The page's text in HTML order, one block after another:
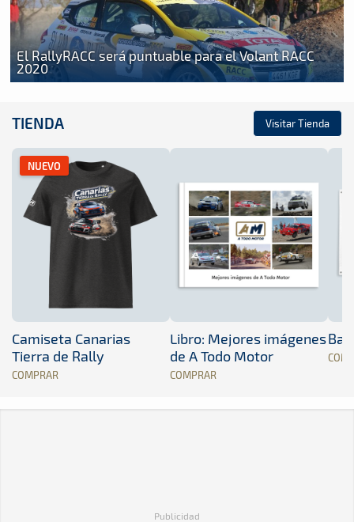
El RallyRACC será puntuable para el Volant RACC
2020
TIENDA Visitar Tienda
NUEVO
Camiseta Canarias
Tierra de Rally
COMPRAR
Libro: Mejores imágenes
de A Todo Motor
COMPRAR
Publicidad